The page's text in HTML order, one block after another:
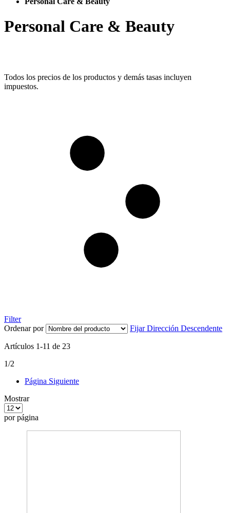
Personal Care & Beauty
Todos los precios de los productos y demás tasas incluyen
impuestos.
Filter
Ordenar por
Fijar Dirección Descendente
Artículos 1-11 de 23
1/2
Página Siguiente
Mostrar
por página